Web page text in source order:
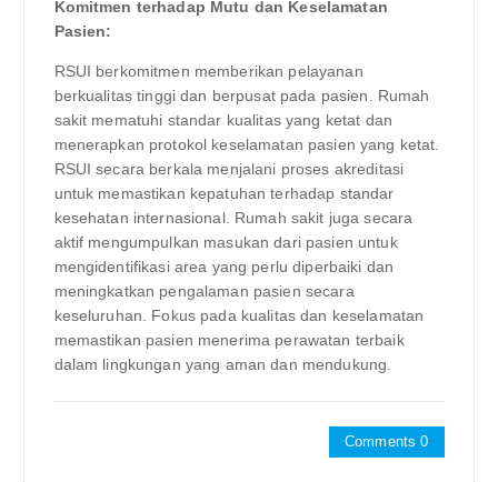
Komitmen terhadap Mutu dan Keselamatan
Pasien:
RSUI berkomitmen memberikan pelayanan
berkualitas tinggi dan berpusat pada pasien. Rumah
sakit mematuhi standar kualitas yang ketat dan
menerapkan protokol keselamatan pasien yang ketat.
RSUI secara berkala menjalani proses akreditasi
untuk memastikan kepatuhan terhadap standar
kesehatan internasional. Rumah sakit juga secara
aktif mengumpulkan masukan dari pasien untuk
mengidentifikasi area yang perlu diperbaiki dan
meningkatkan pengalaman pasien secara
keseluruhan. Fokus pada kualitas dan keselamatan
memastikan pasien menerima perawatan terbaik
dalam lingkungan yang aman dan mendukung.
Comments 0